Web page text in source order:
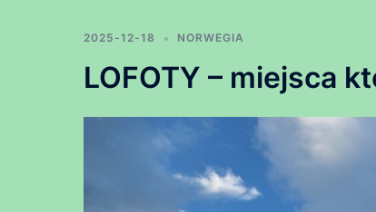
2025-12-18 NORWEGIA
LOFOTY – miejsca